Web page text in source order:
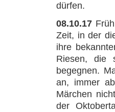
dürfen.
08.10.17
Zeit, in der
ihre
Riesen, die
begegnen.
an, immer
Märchen
der